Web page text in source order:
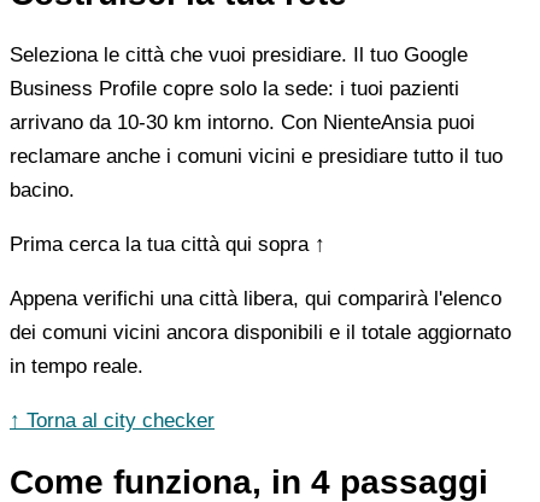
Seleziona le città che vuoi presidiare. Il tuo Google
Business Profile copre solo la sede: i tuoi pazienti
arrivano da 10-30 km intorno. Con NienteAnsia puoi
reclamare anche i comuni vicini e presidiare tutto il tuo
bacino.
Prima cerca la tua città qui sopra ↑
Appena verifichi una città libera, qui comparirà l'elenco
dei comuni vicini ancora disponibili e il totale aggiornato
in tempo reale.
↑ Torna al city checker
Come funziona, in 4 passaggi